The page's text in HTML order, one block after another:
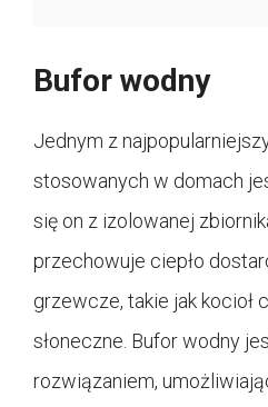
Bufor wodny
Jednym z
stosowanych w domach
się on z izolowanej
przechowuje ciepło
grzewcze, takie jak kocioł
słoneczne. Bufor wodny
rozwiązaniem,